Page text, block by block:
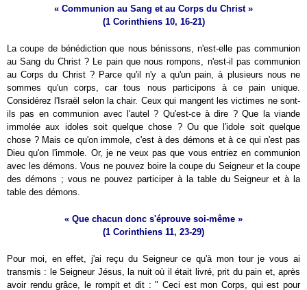
« Communion au Sang et au Corps du Christ »
(1 Corinthiens 10, 16-21)
La coupe de bénédiction que nous bénissons, n'est-elle pas communion
au Sang du Christ ? Le pain que nous rompons, n'est-il pas communion
au Corps du Christ ? Parce qu'il n'y a qu'un pain, à plusieurs nous ne
sommes qu'un corps, car tous nous participons à ce pain unique.
Considérez l'Israël selon la chair. Ceux qui mangent les victimes ne sont-
ils pas en communion avec l'autel ? Qu'est-ce à dire ? Que la viande
immolée aux idoles soit quelque chose ? Ou que l'idole soit quelque
chose ? Mais ce qu'on immole, c'est à des démons et à ce qui n'est pas
Dieu qu'on l'immole. Or, je ne veux pas que vous entriez en communion
avec les démons. Vous ne pouvez boire la coupe du Seigneur et la coupe
des démons ; vous ne pouvez participer à la table du Seigneur et à la
table des démons.
« Que chacun donc s'éprouve soi-même »
(1 Corinthiens 11, 23-29)
Pour moi, en effet, j'ai reçu du Seigneur ce qu'à mon tour je vous ai
transmis : le Seigneur Jésus, la nuit où il était livré, prit du pain et, après
avoir rendu grâce, le rompit et dit : " Ceci est mon Corps, qui est pour